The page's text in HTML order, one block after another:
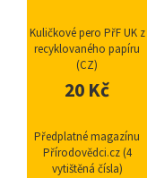
Kuličkové pero PřF UK z
recyklovaného papíru
(CZ)
20 Kč
Předplatné magazínu
Přírodovědci.cz (4
vytištěná čísla)